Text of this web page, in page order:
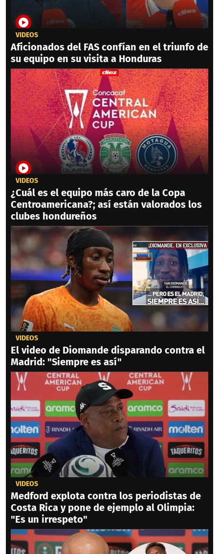
VIDEOS
Aficionados del FAS confían en el triunfo de
su equipo en su visita a Honduras
VIDEOS
¿Cuál es el equipo más caro de la Copa
Centroamericana?; así están valorados los
clubes hondureños
VIDEOS
El video de Diomande disparando contra el
Madrid: "Siempre es así"
VIDEOS
Medford explota contra los periodistas de
Costa Rica y pone de ejemplo al Olimpia:
"Es un irrespeto"